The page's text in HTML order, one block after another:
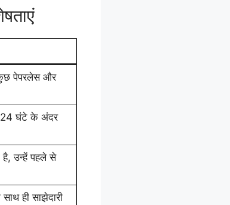
पेपरलेस और
24 घंटे के अंदर
है, उन्हें पहले से
ही साझेदारी